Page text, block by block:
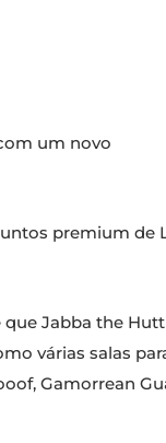
um novo
premium de
Jabba the
várias salas
Gamorrean